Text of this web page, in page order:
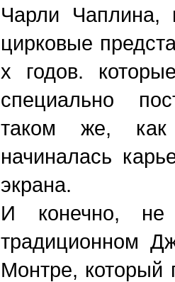
Чарли Чаплина,
цирковые
х годов.
специально
таком же, как
начиналась
экрана.
И конечно, не
традиционном
Монтре, который